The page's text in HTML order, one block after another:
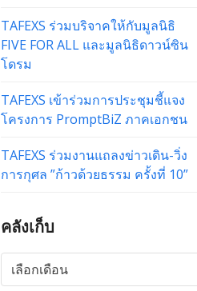
TAFEXS ร่วมบริจาคให้กับมูลนิธิ
FIVE FOR ALL และมูลนิธิดาวน์ซิน
โดรม
TAFEXS เข้าร่วมการประชุมชี้แจง
โครงการ PromptBiZ ภาคเอกชน
TAFEXS ร่วมงานแถลงข่าวเดิน-วิ่ง
การกุศล ”ก้าวด้วยธรรม ครั้งที่ 10”
คลังเก็บ
คลัง
เก็บ